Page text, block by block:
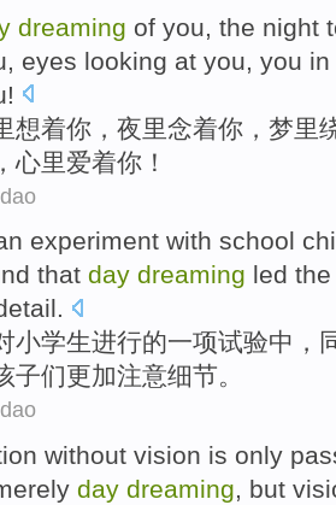
dreaming of you the night
eyes looking at you, you in
!
想着你 ， 夜里念着你， 梦里
心里爱着你！
experiment with school
that day dreaming led the
.
小学生进行的一项试验中，
子们更加注意细节。
without vision is only
day dreaming, but